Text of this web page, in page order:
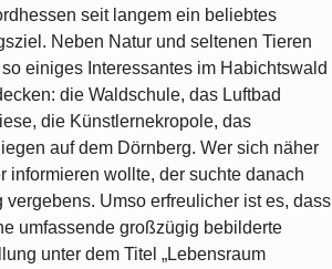
seit langem ein beliebtes
Neben Natur und seltenen Tieren
einiges Interessantes im Habichtswald
die Waldschule, das Luftbad
die Künstlernekropole, das
auf dem Dörnberg. Wer sich näher
informieren wollte, der suchte danach
vergebens. Umso erfreulicher ist es, dass
umfassende großzügig bebilderte
unter dem Titel „Lebensraum